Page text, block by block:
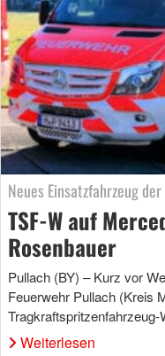
Neues Einsatzfahrzeug
TSF-W auf
Rosenbauer
Pullach (BY) – Kurz vor
Feuerwehr Pullach (Kreis
Weiterlesen